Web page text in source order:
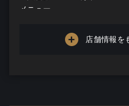
メニュー
店舗情報を